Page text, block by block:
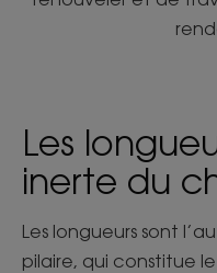
Les
inerte du
Les longueurs sont
pilaire, qui constitue